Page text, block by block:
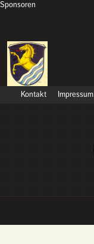
Sponsoren
Kontakt Impressum